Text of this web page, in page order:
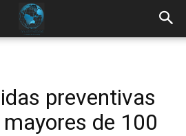
preventivas
de 100